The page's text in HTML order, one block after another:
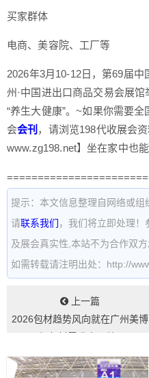
买家群体
电商、美容院、工厂等
2026年3月10-12日，第69届
州·中国进出口商品交易会展
“养生大健康”。~如果你需要全
会会刊 ，请浏览198代收展会
www.zg198.net】坐在家中也
提示：本文信息整理自网络或组
请联系我们 ，我们将立即处理
及展会真实性,本站不为合作双方
如需转载请注明出处：http://
上一篇
2026包材趋势风向就在广州美博